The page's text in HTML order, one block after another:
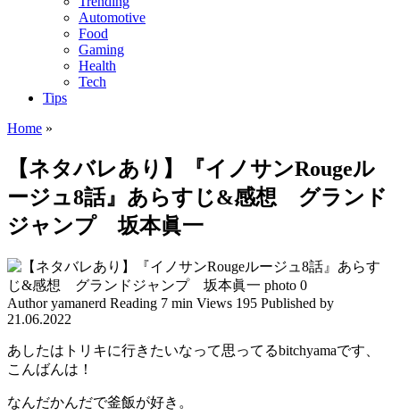
Automotive
Food
Gaming
Health
Tech
Tips
Home »
【ネタバレあり】『イノサンRougeル
ージュ8話』あらすじ&感想 グランド
ジャンプ 坂本眞一
Author yamanerd Reading 7 min Views 195 Published by
21.06.2022
あしたはトリキに行きたいなって思ってるbitchyamaです、
こんばんは！
なんだかんだで釜飯が好き。